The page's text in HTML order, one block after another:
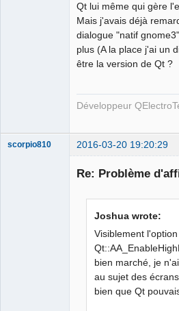
Qt lui même qui gère
Mais j'avais déjà
dialogue "natif
plus (A la place j'ai un
être la version de Qt ?
Développeur
scorpio810 2016-03-20 19:20:29
Re: Problème
Joshua wrote:
Visiblement l'option
bien marché, je
au sujet des
bien que Qt